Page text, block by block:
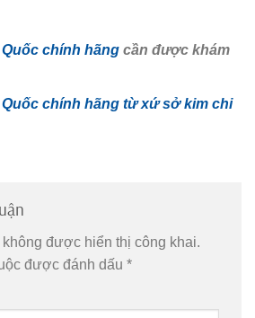
chính hãngcần được khám
chính hãng từ xứ sở kim chi
không được hiển thị công khai.
được đánh dấu *